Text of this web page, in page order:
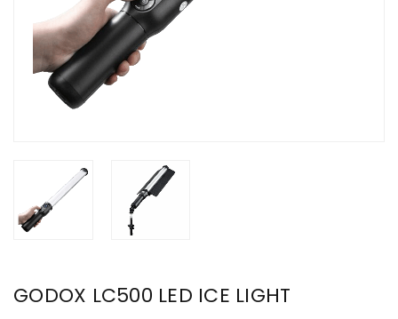
GODOX LC500 LED ICE LIGHT